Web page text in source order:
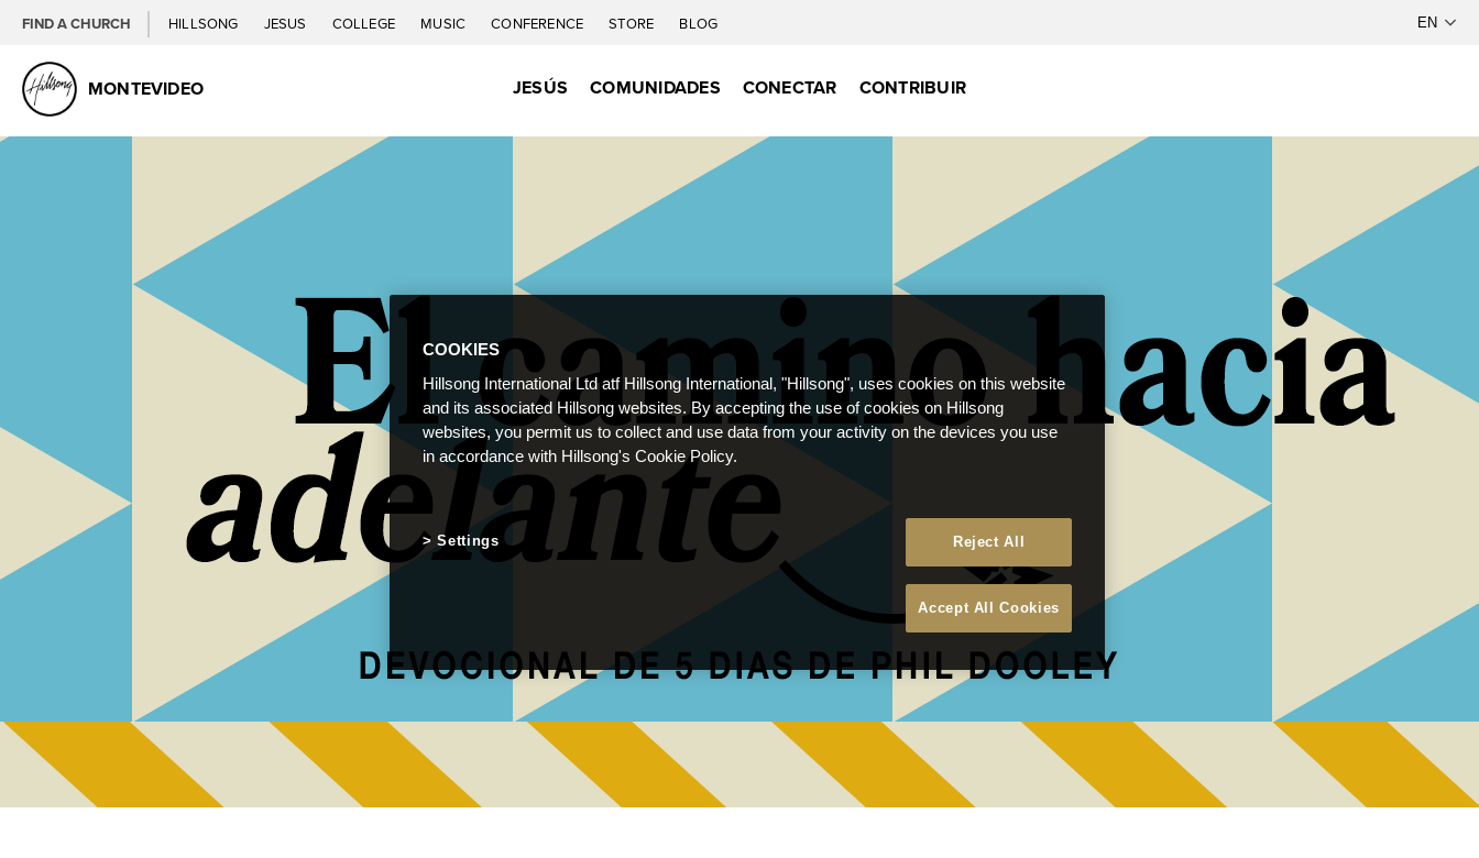
FIND A CHURCH HILLSONG JESUS COLLEGE MUSIC CONFERENCE STORE BLOG
MONTEVIDEO JESÚS COMUNIDADES CONECTAR CONTRIBUIR
COOKIES
Hillsong International Ltd atf Hillsong International, "Hillsong", uses cookies on this website
and its associated Hillsong websites. By accepting the use of cookies on Hillsong
websites, you permit us to collect and use data from your activity on the devices you use
in accordance with Hillsong's Cookie Policy.
Reject All
Accept All Cookies
Settings